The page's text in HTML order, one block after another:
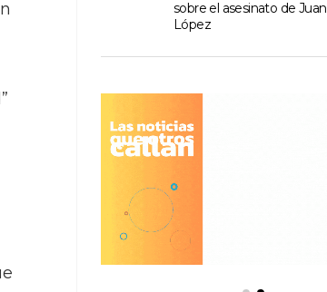
sobre el asesinato de Juan
López